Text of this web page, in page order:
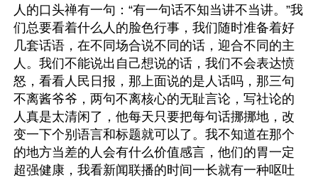
人的口头禅有一句：“有一句话不知当讲不当讲。”我
们总要看着什么人的脸色行事，我们随时准备着好
几套话语，在不同场合说不同的话，迎合不同的主
人。我们不能说出自己想说的话，我们不会表达愤
怒，看看人民日报，那上面说的是人话吗，那三句
不离酱爷爷，两句不离核心的无耻言论，写社论的
人真是太清闲了，他每天只要把每句话挪挪地，改
变一下个别语言和标题就可以了。我不知道在那个
的地方当差的人会有什么价值感言，他们的胃一定
超强健康，我看新闻联播的时间一长就有一种呕吐